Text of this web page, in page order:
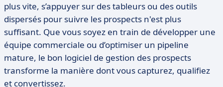
plus vite, s’appuyer sur des tableurs ou des outils
dispersés pour suivre les prospects n'est plus
suffisant. Que vous soyez en train de développer une
équipe commerciale ou d’optimiser un pipeline
mature, le bon logiciel de gestion des prospects
transforme la manière dont vous capturez, qualifiez
et convertissez.